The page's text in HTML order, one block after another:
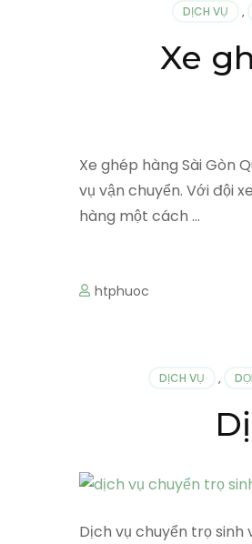
DỊCH VỤ ,
Xe
Xe ghép hàng Sài Gòn
vụ vận chuyển. Với đội
hàng một cách …
htphuoc
DỊCH VỤ ,
Dịch vụ chuyển trọ sinh